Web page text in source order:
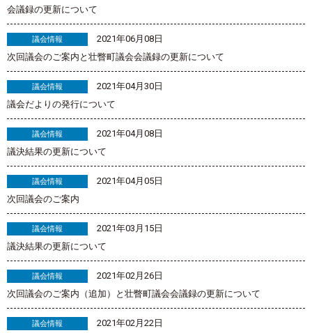
会議録の更新について
議会情報
2021年06月08日
次回議会のご案内と壮瞥町議会会議録の更新について
議会情報
2021年04月30日
議会だよりの発行について
議会情報
2021年04月08日
議決結果の更新について
議会情報
2021年04月05日
次回議会のご案内
議会情報
2021年03月15日
議決結果の更新について
議会情報
2021年02月26日
次回議会のご案内（追加）と壮瞥町議会会議録の更新について
議会情報
2021年02月22日